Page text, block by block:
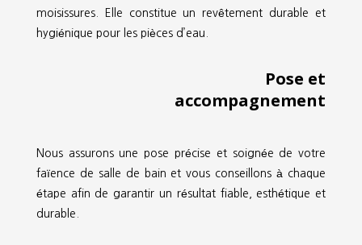
moisissures. Elle constitue un revêtement durable et
hygiénique pour les pièces d’eau.
Pose et
accompagnement
Nous assurons une pose précise et soignée de votre
faïence de salle de bain et vous conseillons à chaque
étape afin de garantir un résultat fiable, esthétique et
durable.